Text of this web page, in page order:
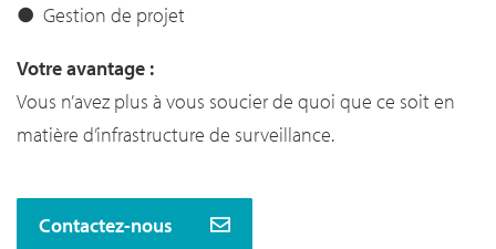
● Gestion de projet
Votre avantage :
Vous n’avez plus à vous soucier de quoi que ce soit en
matière d’infrastructure de surveillance.
Contactez-nous